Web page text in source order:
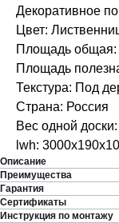
Декоративное
Цвет:
Площадь общая:
Площадь
Текстура: Под
Страна: Россия
Вес одной доски:
lwh:
Описание
Преимущества
Гарантия
Сертификаты
Инструкция по монтажу